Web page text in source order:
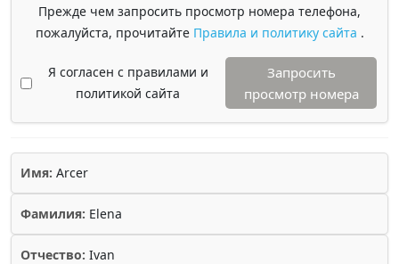
Прежде чем запросить просмотр номера телефона,
пожалуйста, прочитайте Правила и политику сайта .
Я согласен с правилами и
политикой сайта
Запросить
просмотр номера
Имя: Arcer
Фамилия: Elena
Отчество: Ivan